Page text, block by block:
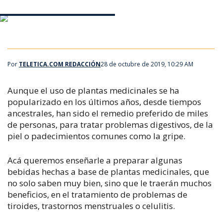
Por TELETICA.COM REDACCIÓN28 de octubre de 2019, 10:29 AM
Aunque el uso de plantas medicinales se ha
popularizado en los últimos años, desde tiempos
ancestrales, han sido el remedio preferido de miles
de personas, para tratar problemas digestivos, de la
piel o padecimientos comunes como la gripe.
Acá queremos enseñarle a preparar algunas
bebidas hechas a base de plantas medicinales, que
no solo saben muy bien, sino que le traerán muchos
beneficios, en el tratamiento de problemas de
tiroides, trastornos menstruales o celulitis.